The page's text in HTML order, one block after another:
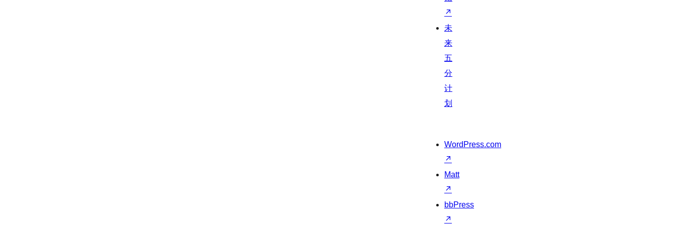
↗
未
来
五
分
计
划
WordPress.com
↗
Matt
↗
bbPress
↗